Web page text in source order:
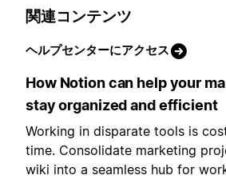
関連コンテンツ
ヘルプセンターにアクセス
How Notion can help your
stay organized and efficient
Working in disparate tools is
time. Consolidate marketing
wiki into a seamless hub for